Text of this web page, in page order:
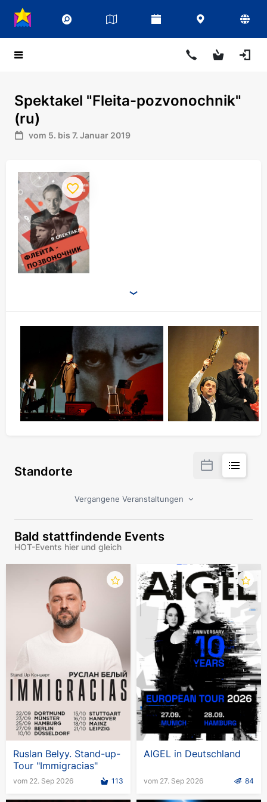
Spektakel "Fleita-pozvonochnik"
(ru)
vom 5. bis 7. Januar 2019
Standorte
Vergangene Veranstaltungen
Bald stattfindende Events
HOT-Events hier und gleich
Ruslan Belyy. Stand-up-
Tour "Immigracias"
vom 22. Sep 2026 113
AIGEL in Deutschland
vom 27. Sep 2026 84